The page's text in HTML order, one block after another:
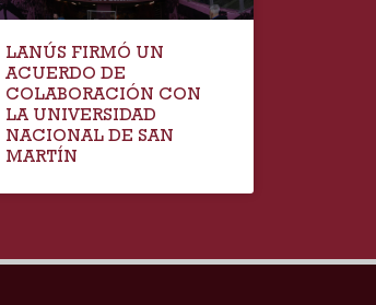
LANÚS FIRMÓ UN
ACUERDO DE
COLABORACIÓN CON
LA UNIVERSIDAD
NACIONAL DE SAN
MARTÍN